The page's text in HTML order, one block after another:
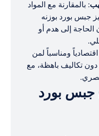
: بالمقارنة مع المواد
جبس بورد بوزنه
الحاجة إلى هدم أو
اقتصادياً ومناسباً لمن
تكاليف باهظة، مع
جبس بورد